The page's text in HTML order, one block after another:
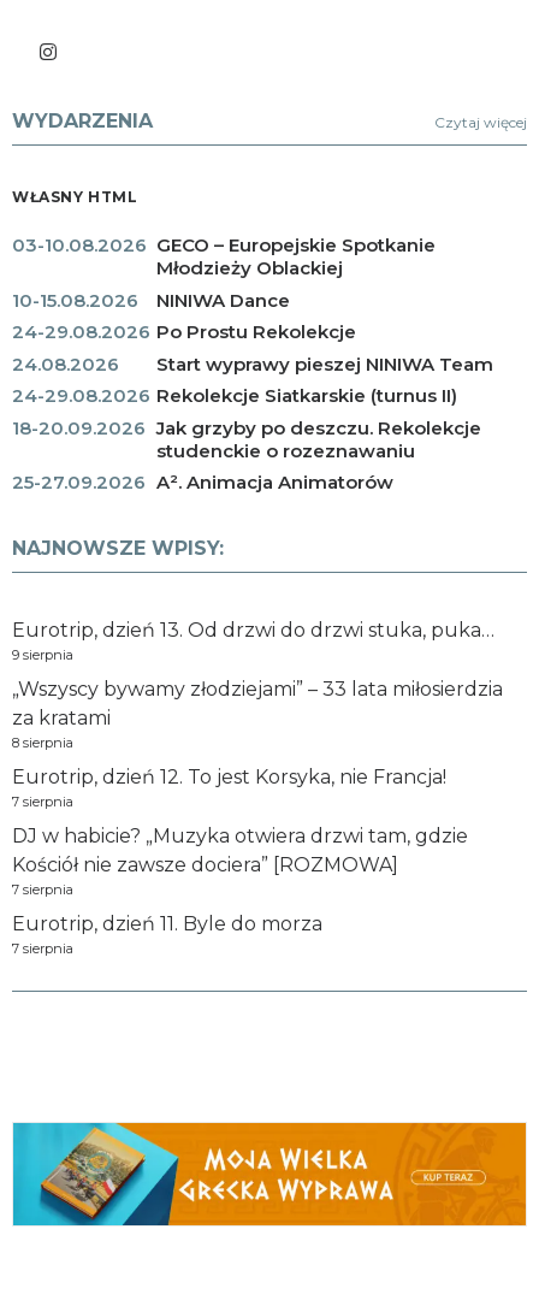
WYDARZENIA Czytaj więcej
WŁASNY HTML
03-10.08.2026 GECO – Europejskie Spotkanie
Młodzieży Oblackiej
10-15.08.2026
NINIWA Dance
24-29.08.2026 Po Prostu Rekolekcje
24.08.2026
Start wyprawy pieszej NINIWA Team
24-29.08.2026 Rekolekcje Siatkarskie (turnus II)
18-20.09.2026 Jak grzyby po deszczu. Rekolekcje
studenckie o rozeznawaniu
25-27.09.2026 A². Animacja Animatorów
NAJNOWSZE WPISY:
Eurotrip, dzień 13. Od drzwi do drzwi stuka, puka…
9 sierpnia
„Wszyscy bywamy złodziejami” – 33 lata miłosierdzia
za kratami
8 sierpnia
Eurotrip, dzień 12. To jest Korsyka, nie Francja!
7 sierpnia
DJ w habicie? „Muzyka otwiera drzwi tam, gdzie
Kościół nie zawsze dociera” [ROZMOWA]
7 sierpnia
Eurotrip, dzień 11. Byle do morza
7 sierpnia